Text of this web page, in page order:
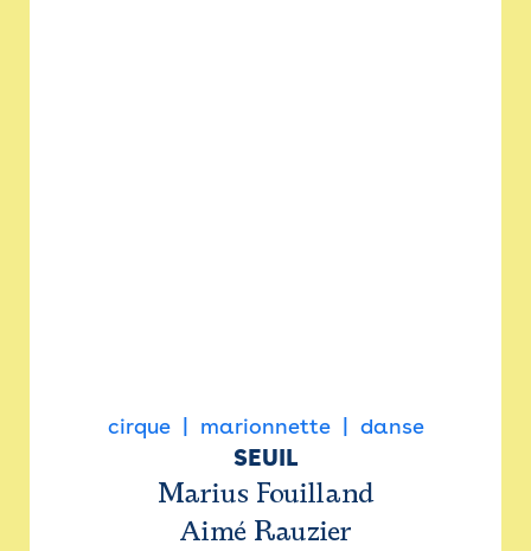
cirque marionnette danse
SEUIL
Marius Fouilland
Aimé Rauzier